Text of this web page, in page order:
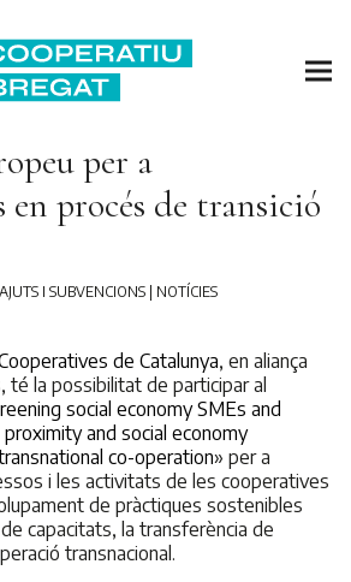
per a
en procés de transició
AJUTS I SUBVENCIONS NOTÍCIES
de Catalunya, en aliança
té la possibilitat de participar al
social economy SMEs and
and social economy
co-operation» per a
i les activitats de les cooperatives
de pràctiques sostenibles
capacitats, la transferència de
transnacional.